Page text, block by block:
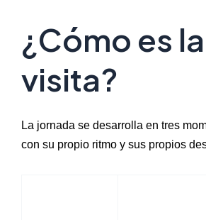
¿Cómo es la
visita?
La jornada se desarrolla en tres
con su propio ritmo y sus propios